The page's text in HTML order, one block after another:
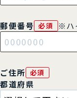
郵便番号 必須 ※ハ
ご住所 必須
都道府県